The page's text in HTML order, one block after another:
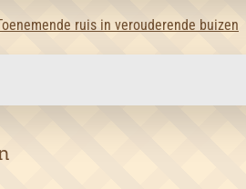
ruis in verouderende buizen